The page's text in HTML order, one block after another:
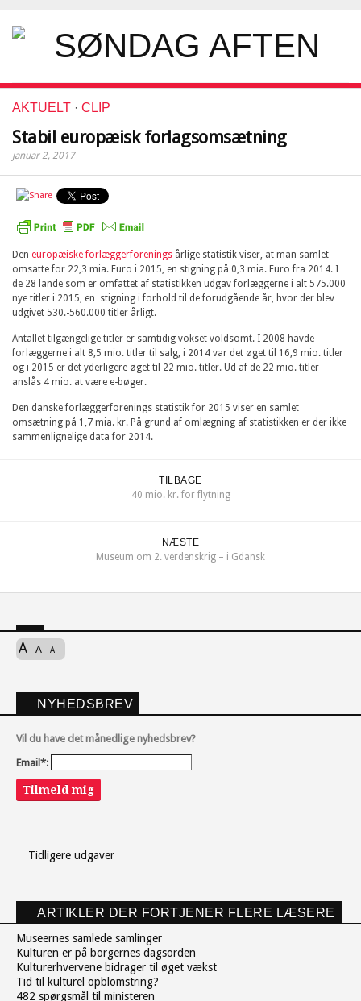
AKTUELT · CLIP
Stabil europæisk forlagsomsætning
januar 2, 2017
Den europæiske forlæggerforenings årlige statistik viser, at man samlet
omsatte for 22,3 mia. Euro i 2015, en stigning på 0,3 mia. Euro fra 2014. I
de 28 lande som er omfattet af statistikken udgav forlæggerne i alt 575.000
nye titler i 2015, en stigning i forhold til de forudgående år, hvor der blev
udgivet 530.-560.000 titler årligt.
Antallet tilgængelige titler er samtidig vokset voldsomt. I 2008 havde
forlæggerne i alt 8,5 mio. titler til salg, i 2014 var det øget til 16,9 mio. titler
og i 2015 er det yderligere øget til 22 mio. titler. Ud af de 22 mio. titler
anslås 4 mio. at være e-bøger.
Den danske forlæggerforenings statistik for 2015 viser en samlet
omsætning på 1,7 mia. kr. På grund af omlægning af statistikken er der ikke
sammenlignelige data for 2014.
TILBAGE
40 mio. kr. for flytning
NÆSTE
Museum om 2. verdenskrig – i Gdansk
A A A
NYHEDSBREV
Vil du have det månedlige nyhedsbrev?
Email*:
Tilmeld mig
Tidligere udgaver
ARTIKLER DER FORTJENER FLERE LÆSERE
Museernes samlede samlinger
Kulturen er på borgernes dagsorden
Kulturerhvervene bidrager til øget vækst
Tid til kulturel opblomstring?
482 spørgsmål til ministeren